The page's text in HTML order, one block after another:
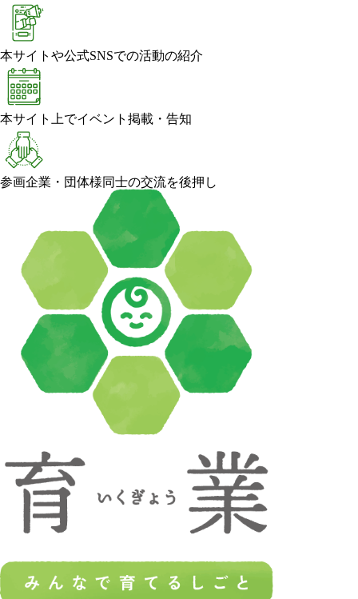
本サイトや公式SNSでの活動の紹介
本サイト上でイベント掲載・告知
参画企業・団体様同士の交流を後押し